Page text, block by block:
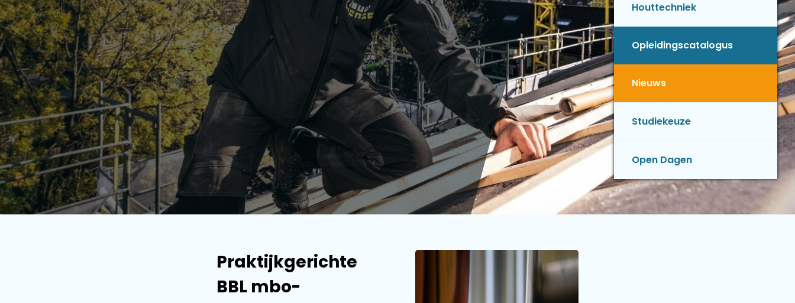
Houttechniek
Opleidingscatalogus
Nieuws
Studiekeuze
Open Dagen
Praktijkgerichte
BBL mbo-